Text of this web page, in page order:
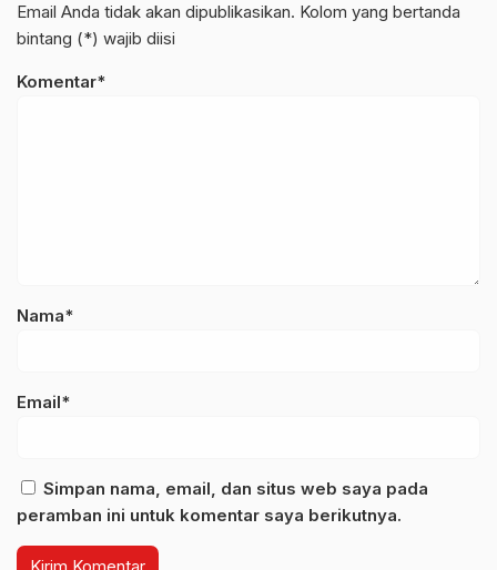
Email Anda tidak akan dipublikasikan. Kolom yang bertanda
bintang (*) wajib diisi
Komentar*
Nama*
Email*
Simpan nama, email, dan situs web saya pada
peramban ini untuk komentar saya berikutnya.